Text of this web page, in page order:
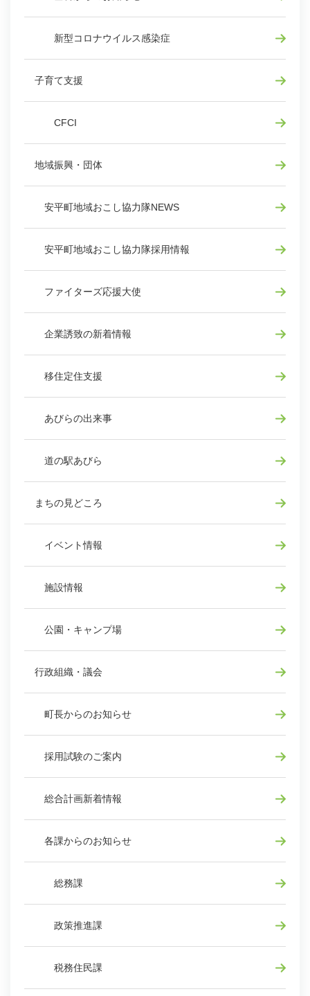
新型コロナウイルス感染症
子育て支援
CFCI
地域振興・団体
安平町地域おこし協力隊NEWS
安平町地域おこし協力隊採用情報
ファイターズ応援大使
企業誘致の新着情報
移住定住支援
あびらの出来事
道の駅あびら
まちの見どころ
イベント情報
施設情報
公園・キャンプ場
行政組織・議会
町長からのお知らせ
採用試験のご案内
総合計画新着情報
各課からのお知らせ
総務課
政策推進課
税務住民課